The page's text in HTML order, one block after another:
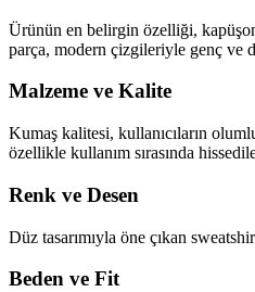
Ürünün en belirgin özelliği,
parça, modern çizgileriyle genç ve
Malzeme ve Kalite
Kumaş kalitesi, kullanıcıların
özellikle kullanım sırasında
Renk ve Desen
Düz tasarımıyla öne çıkan
Beden ve Fit